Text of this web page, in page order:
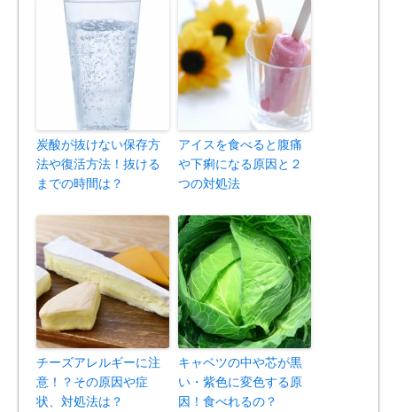
炭酸が抜けない保存方
法や復活方法！抜ける
までの時間は？
アイスを食べると腹痛
や下痢になる原因と２
つの対処法
チーズアレルギーに注
意！？その原因や症
状、対処法は？
キャベツの中や芯が黒
い・紫色に変色する原
因！食べれるの？